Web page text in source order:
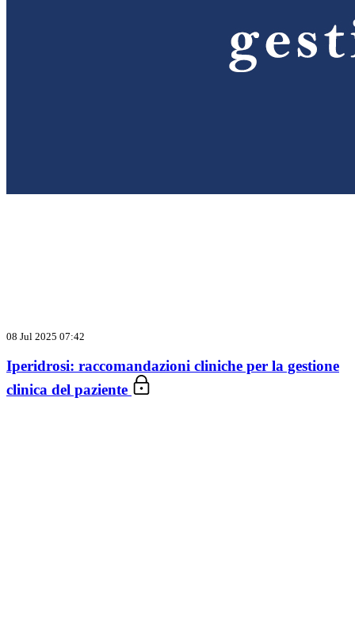
08 Jul 2025 07:42
Iperidrosi: raccomandazioni cliniche per la gestione
clinica del paziente